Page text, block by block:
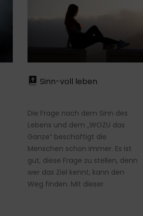
Sinn-voll leben
Die Frage nach dem Sinn des
Lebens und dem „WOZU das
Ganze“ beschäftigt die
Menschen schon immer. Es ist
gut, diese Frage zu stellen, denn
wer das Ziel kennt, kann den
Weg finden. Mit dieser